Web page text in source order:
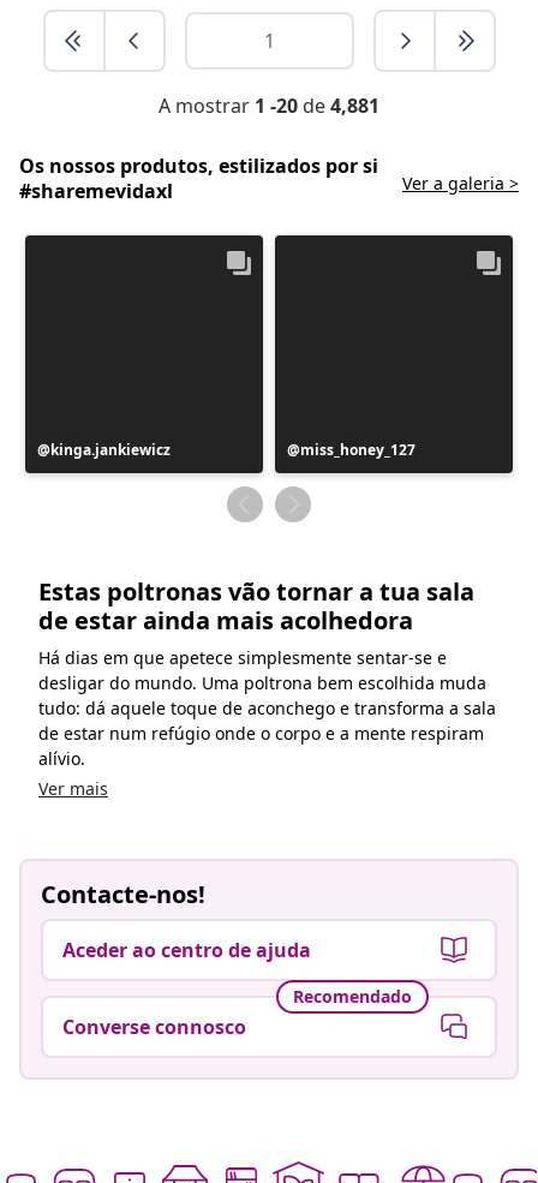
A mostrar 1 -20 de4,881
Os nossos produtos, estilizados por si
#sharemevidaxl
Ver a galeria >
Postagem
publicada
kinga.jankiewicz
Postagem
publicada
por
miss_honey_127
Estas poltronas vão tornar a tua sala
de estar ainda mais acolhedora
Há dias em que apetece simplesmente sentar-se e
desligar do mundo. Uma poltrona bem escolhida muda
tudo: dá aquele toque de aconchego e transforma a sala
de estar num refúgio onde o corpo e a mente respiram
alívio.
Ver mais
Contacte-nos!
Aceder ao centro de ajuda
Recomendado
Converse connosco